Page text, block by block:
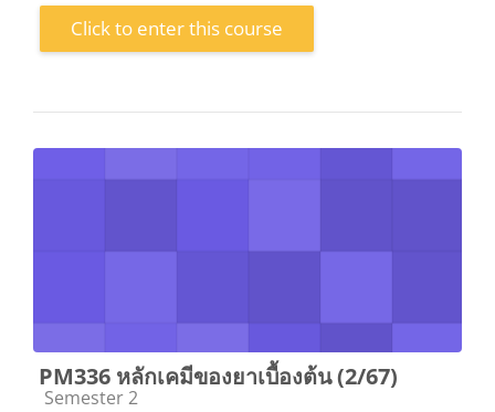
Click to enter this course
PM336 หลักเคมีของยาเบื้องต้น (2/67)
Course category
Semester 2